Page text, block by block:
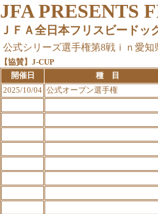
JFA PRESENTS
ＪＦＡ全日本フリスビードッ
公式シリーズ選手権第8戦ｉｎ愛
【協賛】J-CUP
開催日
種 目
2025/10/04 公式オープン選手権